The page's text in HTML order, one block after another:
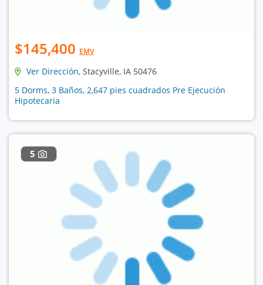
$145,400 EMV
Ver Dirección, Stacyville, IA 50476
5 Dorms, 3 Baños, 2,647 pies cuadrados Pre Ejecución
Hipotecaria
5